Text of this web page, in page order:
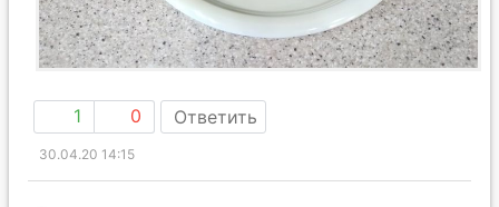
1 0 Ответить
30.04.20 14:15